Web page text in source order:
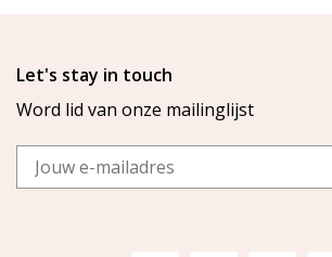
Let's stay in touch
Word lid van onze mailinglijst
Email